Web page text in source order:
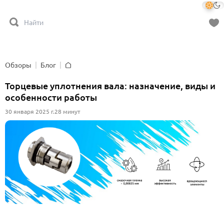
Торцевые уплотнения вала: назначение, виды и
особенности работы
Обзоры
Блог
30 января 2025 г.28 минут